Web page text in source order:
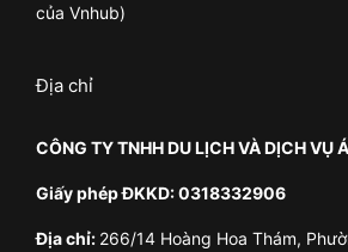
của Vnhub)
Địa chỉ
CÔNG TY TNHH DU LỊCH VÀ DỊCH VỤ
Giấy phép ĐKKD: 0318332906
Địa chỉ: 266/14 Hoàng Hoa Thám,